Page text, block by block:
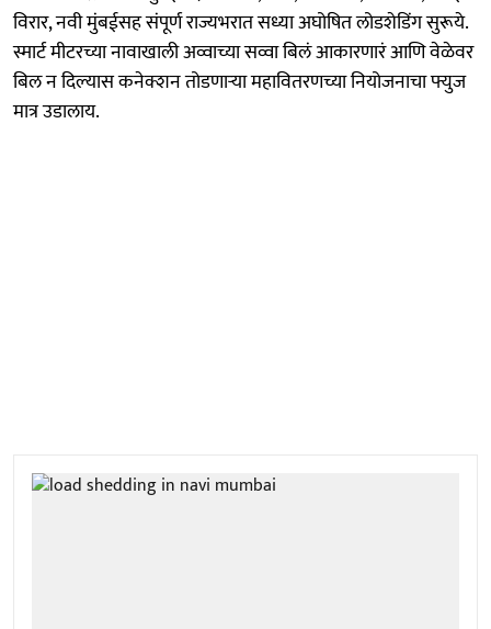
विरार, नवी मुंबईसह संपूर्ण राज्यभरात सध्या अघोषित लोडशेडिंग सुरूये.
स्मार्ट मीटरच्या नावाखाली अव्वाच्या सव्वा बिलं आकारणारं आणि वेळेवर
बिल न दिल्यास कनेक्शन तोडणाऱ्या महावितरणच्या नियोजनाचा फ्युज
मात्र उडालाय.